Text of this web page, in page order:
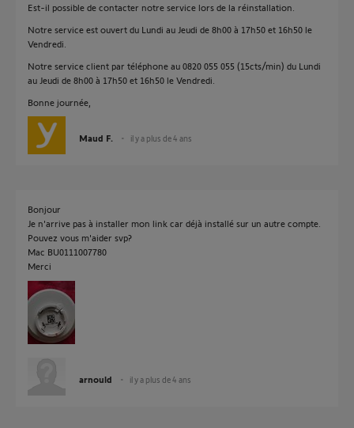
Est-il possible de contacter notre service lors de la réinstallation.
Notre service est ouvert du Lundi au Jeudi de 8h00 à 17h50 et 16h50 le
Vendredi.
Notre service client par téléphone au 0820 055 055 (15cts/min) du Lundi
au Jeudi de 8h00 à 17h50 et 16h50 le Vendredi.
Bonne journée,
Maud F. il y a plus de 4 ans
Bonjour
Je n'arrive pas à installer mon link car déjà installé sur un autre compte.
Pouvez vous m'aider svp?
Mac BU0111007780
Merci
arnould il y a plus de 4 ans